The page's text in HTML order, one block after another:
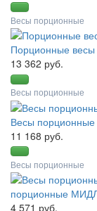
Весы порционные
Порционные весы
13 362 руб.
Весы порционные
Весы
11 168 руб.
Весы порционные
порционные
4 571 руб.